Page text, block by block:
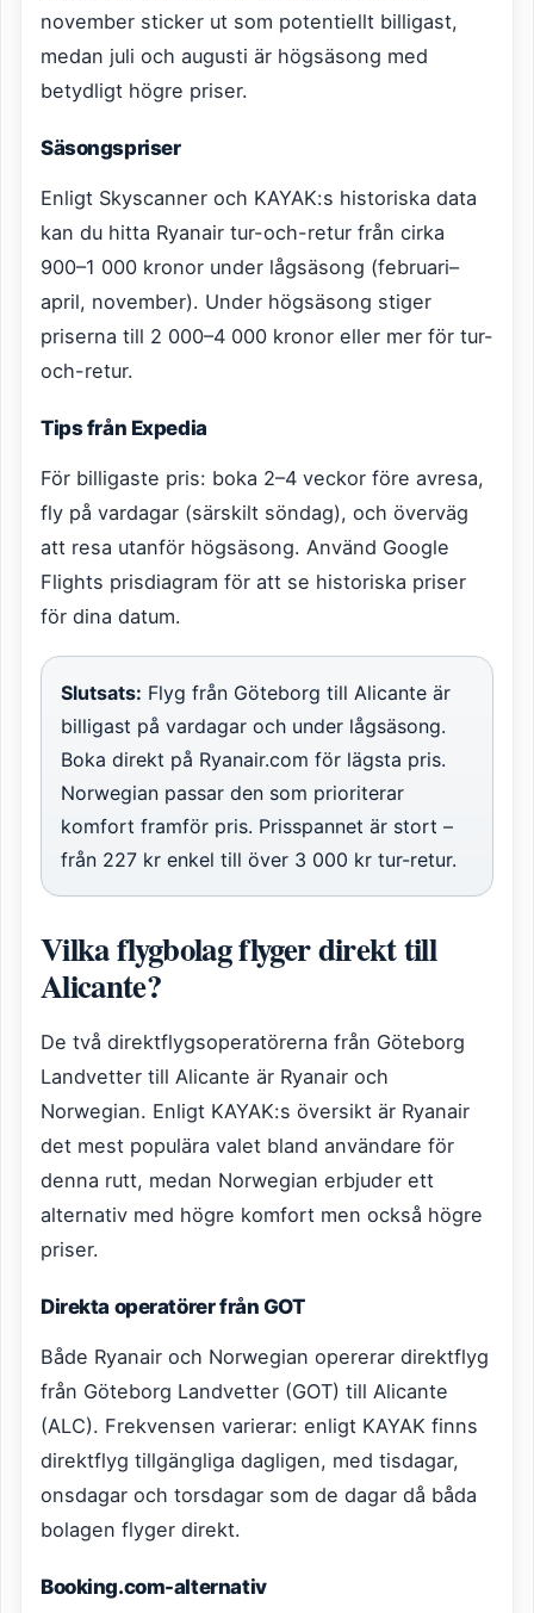
november sticker ut som potentiellt billigast,
medan juli och augusti är högsäsong med
betydligt högre priser.
Säsongspriser
Enligt Skyscanner och KAYAK:s historiska data
kan du hitta Ryanair tur-och-retur från cirka
900–1 000 kronor under lågsäsong (februari–
april, november). Under högsäsong stiger
priserna till 2 000–4 000 kronor eller mer för tur-
och-retur.
Tips från Expedia
För billigaste pris: boka 2–4 veckor före avresa,
fly på vardagar (särskilt söndag), och överväg
att resa utanför högsäsong. Använd Google
Flights prisdiagram för att se historiska priser
för dina datum.
Slutsats: Flyg från Göteborg till Alicante är
billigast på vardagar och under lågsäsong.
Boka direkt på Ryanair.com för lägsta pris.
Norwegian passar den som prioriterar
komfort framför pris. Prisspannet är stort –
från 227 kr enkel till över 3 000 kr tur-retur.
Vilka flygbolag flyger direkt till
Alicante?
De två direktflygsoperatörerna från Göteborg
Landvetter till Alicante är Ryanair och
Norwegian. Enligt KAYAK:s översikt är Ryanair
det mest populära valet bland användare för
denna rutt, medan Norwegian erbjuder ett
alternativ med högre komfort men också högre
priser.
Direkta operatörer från GOT
Både Ryanair och Norwegian opererar direktflyg
från Göteborg Landvetter (GOT) till Alicante
(ALC). Frekvensen varierar: enligt KAYAK finns
direktflyg tillgängliga dagligen, med tisdagar,
onsdagar och torsdagar som de dagar då båda
bolagen flyger direkt.
Booking.com-alternativ